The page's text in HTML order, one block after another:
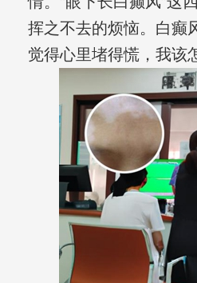
挥之不去的烦恼。白癫
觉得心里堵得慌，我该